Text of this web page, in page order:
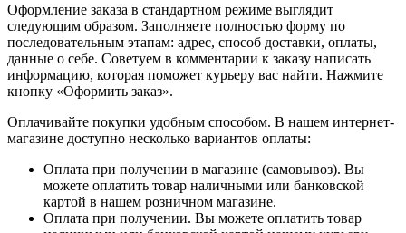
Оформление заказа в стандартном режиме выглядит
следующим образом. Заполняете полностью форму по
последовательным этапам: адрес, способ доставки, оплаты,
данные о себе. Советуем в комментарии к заказу написать
информацию, которая поможет курьеру вас найти. Нажмите
кнопку «Оформить заказ».
Оплачивайте покупки удобным способом. В нашем интернет-
магазине доступно несколько вариантов оплаты:
Оплата при получении в магазине (самовывоз). Вы
можете оплатить товар наличными или банковской
картой в нашем розничном магазине.
Оплата при получении. Вы можете оплатить товар